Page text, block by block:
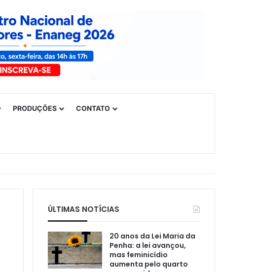
PRODUÇÕES CONTATO
ÚLTIMAS NOTÍCIAS
20 anos da Lei Maria da
Penha: a lei avançou,
mas feminicídio
aumenta pelo quarto